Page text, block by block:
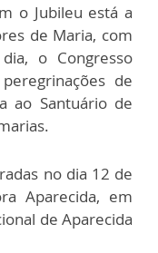
o Jubileu está a
de Maria, com
o Congresso
de
ao Santuário de
no dia 12 de
Aparecida, em
de Aparecida